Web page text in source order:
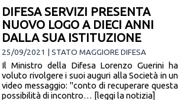
presenza delle autorità politiche e militari,
avrà inizio ufficialmente la 7^ edizione
del SEAFUTURE “See innovation Exhibition &
Business Convention”.… [leggi la notizia]
DIFESA SERVIZI PRESENTA
NUOVO LOGO A DIECI ANNI
DALLA SUA ISTITUZIONE
25/09/2021 | STATO MAGGIORE DIFESA
Il Ministro della Difesa Lorenzo Guerini ha
voluto rivolgere i suoi auguri alla Società in un
video messaggio: "conto di recuperare questa
possibilità di incontro… [leggi la notizia]